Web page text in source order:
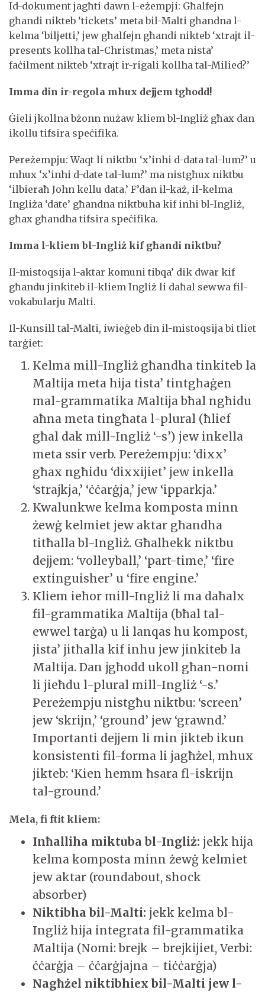
Id-dokument jagħti dawn l-eżempji: Għalfejn
għandi nikteb ‘tickets’ meta bil-Malti għandna l-
kelma ‘biljetti,’ jew għalfejn għandi nikteb ‘xtrajt il-
presents kollha tal-Christmas,’ meta nista’
faċilment nikteb ‘xtrajt ir-rigali kollha tal-Milied?’
Imma din ir-regola mhux dejjem tgħodd!
Ġieli jkollna bżonn nużaw kliem bl-Ingliż għax dan
ikollu tifsira speċifika.
Pereżempju: Waqt li niktbu ‘x’inhi d-data tal-lum?’ u
mhux ‘x’inhi d-date tal-lum?’ ma nistgħux niktbu
‘ilbieraħ John kellu data.’ F’dan il-każ, il-kelma
Ingliża ‘date’ għandna niktbuha kif inhi bl-Ingliż,
għax għandha tifsira speċifika.
Imma l-kliem bl-Ingliż kif għandi niktbu?
Il-mistoqsija l-aktar komuni tibqa’ dik dwar kif
għandu jinkiteb il-kliem Ingliż li daħal sewwa fil-
vokabularju Malti.
Il-Kunsill tal-Malti, iwieġeb din il-mistoqsija bi tliet
tarġiet:
Kelma mill-Ingliż għandha tinkiteb la
Maltija meta hija tista’ tintgħaġen
mal-grammatika Maltija bħal ngħidu
aħna meta tingħata l-plural (ħlief
għal dak mill-Ingliż ‘-s’) jew inkella
meta ssir verb. Pereżempju: ‘dixx’
għax ngħidu ‘dixxijiet’ jew inkella
‘strajkja,’ ‘ċċarġja,’ jew ‘ipparkja.’
Kwalunkwe kelma komposta minn
żewġ kelmiet jew aktar għandha
titħalla bl-Ingliż. Għalhekk niktbu
dejjem: ‘volleyball,’ ‘part-time,’ ‘fire
extinguisher’ u ‘fire engine.’
Kliem ieħor mill-Ingliż li ma daħalx
fil-grammatika Maltija (bħal tal-
ewwel tarġa) u li lanqas hu kompost,
jista’ jitħalla kif inhu jew jinkiteb la
Maltija. Dan jgħodd ukoll għan-nomi
li jieħdu l-plural mill-Ingliż ‘-s.’
Pereżempju nistgħu niktbu: ‘screen’
jew ‘skrijn,’ ‘ground’ jew ‘grawnd.’
Importanti dejjem li min jikteb ikun
konsistenti fil-forma li jagħżel, mhux
jikteb: ‘Kien hemm ħsara fl-iskrijn
tal-ground.’
Mela, fi ftit kliem:
Inħalliha miktuba bl-Ingliż: jekk hija
kelma komposta minn żewġ kelmiet
jew aktar (roundabout, shock
absorber)
Niktibha bil-Malti: jekk kelma bl-
Ingliż hija integrata fil-grammatika
Maltija (Nomi: brejk – brejkijiet, Verbi:
ċċarġja – ċċarġjajna – tiċċarġja)
Nagħżel niktibhiex bil-Malti jew l-